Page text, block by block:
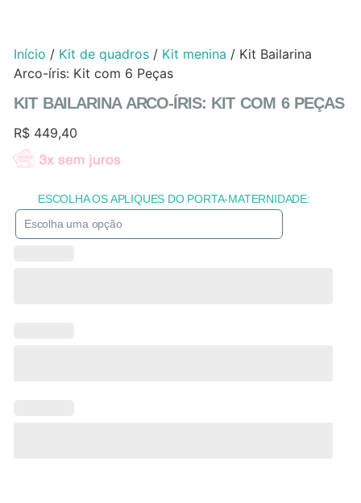
Início / Kit de quadros / Kit menina / Kit Bailarina
Arco-íris: Kit com 6 Peças
KIT BAILARINA ARCO-ÍRIS: KIT COM 6 PEÇAS
R$ 449,40
ESCOLHA OS APLIQUES DO PORTA-MATERNIDADE: